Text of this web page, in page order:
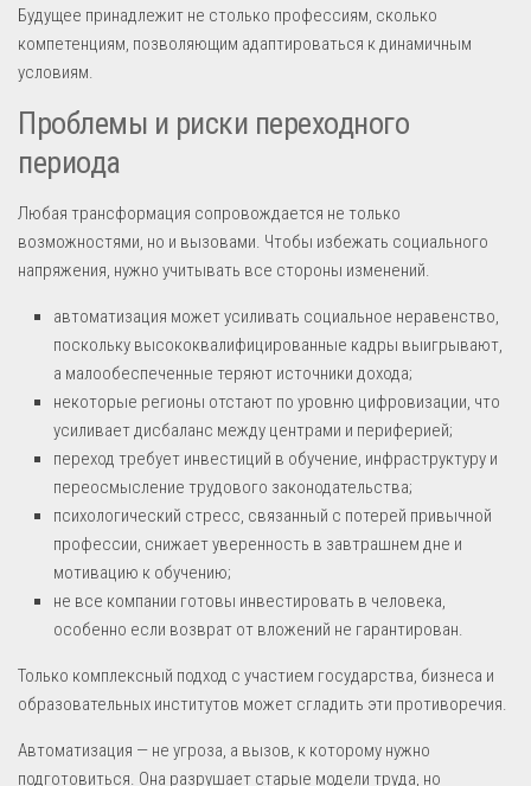
Будущее принадлежит не столько профессиям, сколько
компетенциям, позволяющим адаптироваться к динамичным
условиям.
Проблемы и риски переходного
периода
Любая трансформация сопровождается не только
возможностями, но и вызовами. Чтобы избежать социального
напряжения, нужно учитывать все стороны изменений.
автоматизация может усиливать социальное неравенство,
поскольку высококвалифицированные кадры выигрывают,
а малообеспеченные теряют источники дохода;
некоторые регионы отстают по уровню цифровизации, что
усиливает дисбаланс между центрами и периферией;
переход требует инвестиций в обучение, инфраструктуру и
переосмысление трудового законодательства;
психологический стресс, связанный с потерей привычной
профессии, снижает уверенность в завтрашнем дне и
мотивацию к обучению;
не все компании готовы инвестировать в человека,
особенно если возврат от вложений не гарантирован.
Только комплексный подход с участием государства, бизнеса и
образовательных институтов может сгладить эти противоречия.
Автоматизация — не угроза, а вызов, к которому нужно
подготовиться. Она разрушает старые модели труда, но